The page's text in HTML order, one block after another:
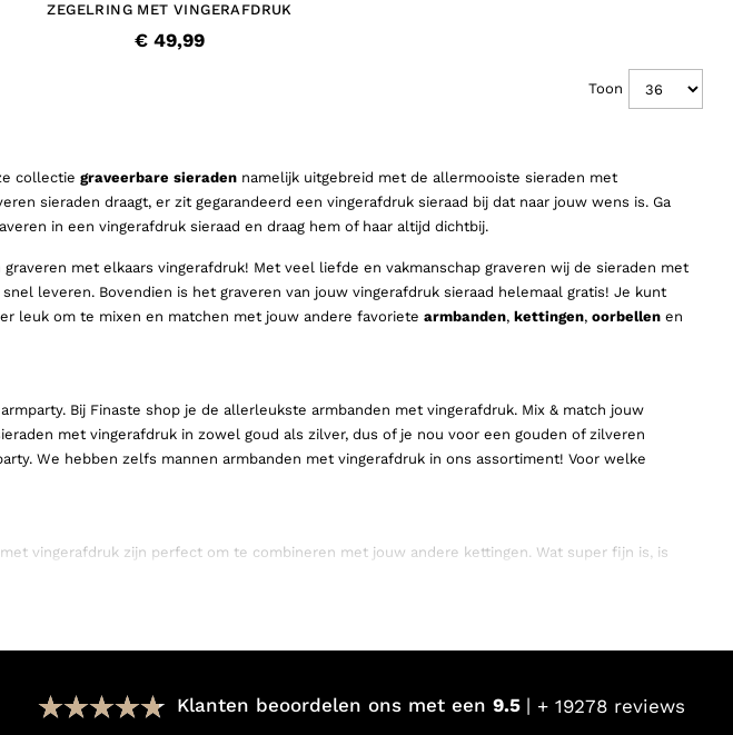
ZEGELRING MET VINGERAFDRUK
€ 49,99
Toon
collectie graveerbare sieraden namelijk uitgebreid met de allermooiste sieraden met
sieraden draagt, er zit gegarandeerd een vingerafdruk sieraad bij dat naar jouw wens is. Ga
in een vingerafdruk sieraad en draag hem of haar altijd dichtbij.
met elkaars vingerafdruk! Met veel liefde en vakmanschap graveren wij de sieraden met
leveren. Bovendien is het graveren van jouw vingerafdruk sieraad helemaal gratis! Je kunt
leuk om te mixen en matchen met jouw andere favoriete armbanden, kettingen, oorbellen en
Bij Finaste shop je de allerleukste armbanden met vingerafdruk. Mix & match jouw
met vingerafdruk in zowel goud als zilver, dus of je nou voor een gouden of zilveren
We hebben zelfs mannen armbanden met vingerafdruk in ons assortiment! Voor welke
vingerafdruk zijn perfect om te combineren met jouw andere kettingen. Wat super fijn is, is
zijn gemaakt van stainless steel met een gouden plating. Je kunt jouw ketting met
weten het zeker, jouw ketting met vingerafdruk doe je nooit meer af!
zowel gouden oorbellen met vingerafdruk als zilveren oorbellen met vingerafdruk, dus of je
Heb jij al oorbellen met vingerafdruk geshopt?
Klanten beoordelen ons met een 9.5 + 19278 reviews